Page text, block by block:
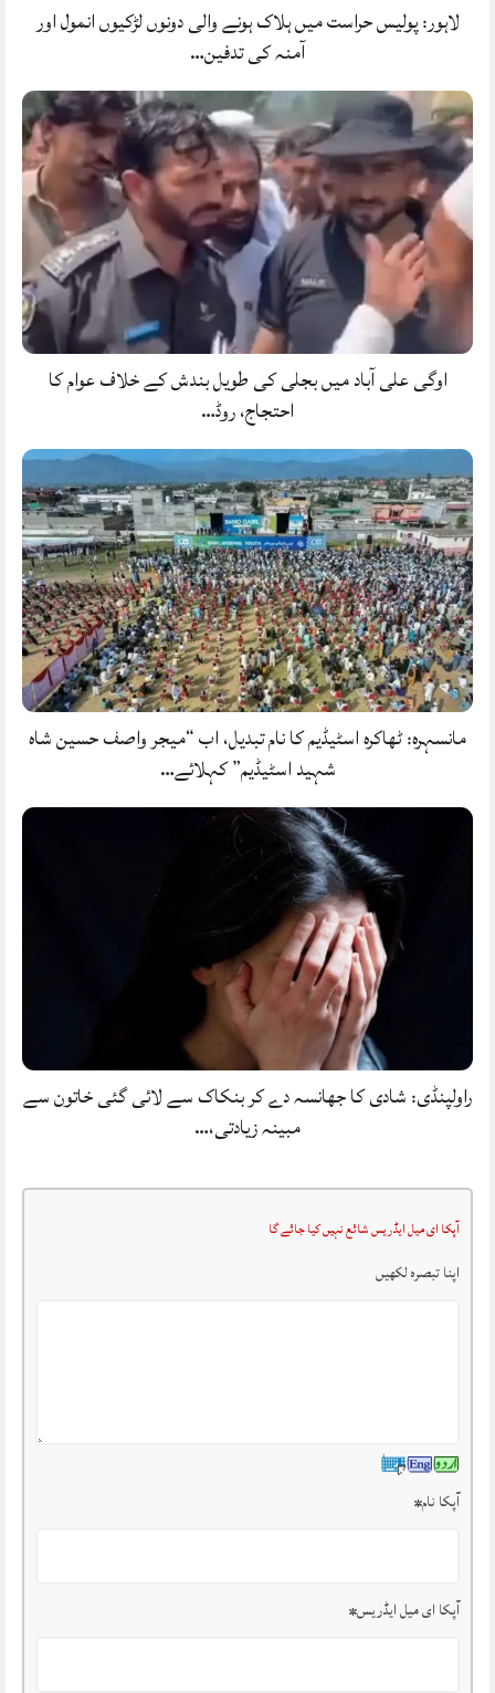
لاہور: پولیس حراست میں ہلاک ہونے والی دونوں لڑکیوں انمول اور
آمنہ کی تدفین…
اوگی علی آباد میں بجلی کی طویل بندش کے خلاف عوام کا
احتجاج، روڈ…
مانسہرہ: ٹھاکرہ اسٹیڈیم کا نام تبدیل، اب “میجر واصف حسین شاہ
شہید اسٹیڈیم” کہلائے…
راولپنڈی: شادی کا جھانسہ دے کر بنکاک سے لائی گئی خاتون سے
مبینہ زیادتی،…
آپکا ای میل ایڈریس شائع نہیں کیا جائے گا
اپنا تبصرہ لکھیں
آپکا نام*
آپکا ای میل ایڈریس*